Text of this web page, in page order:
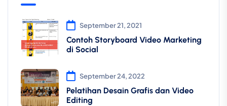
September 21, 2021
Contoh Storyboard Video Marketing
di Social
September 24, 2022
Pelatihan Desain Grafis dan Video
Editing